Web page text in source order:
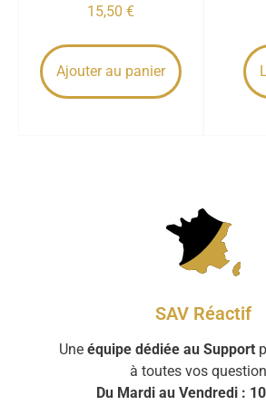
15,50 €
Ajouter au panier
SAV Réactif
Une équipe dédiée au Support
à toutes vos
Du Mardi au Vendredi :